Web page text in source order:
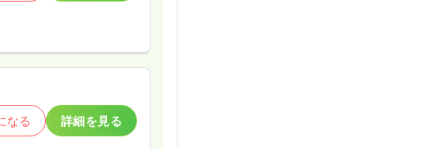
なる 詳細を見る